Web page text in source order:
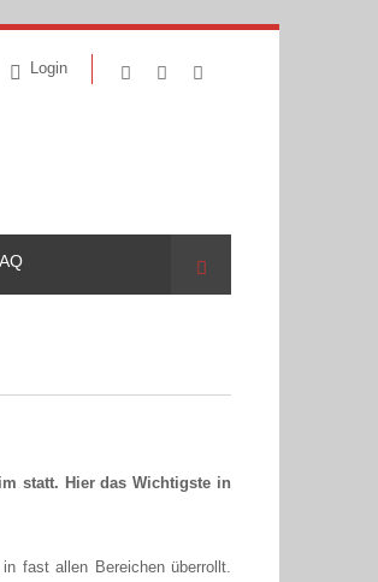
Login
Suche
statt. Hier das Wichtigste in
fast allen Bereichen überrollt.